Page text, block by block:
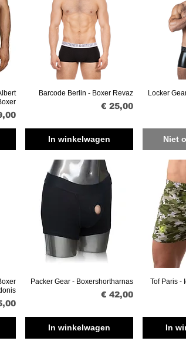
Snel overzicht
Barcode Berlin - Boxer Revaz
Prijs
€ 25,00
In winkelwagen
Locker
Niet
Snel overzicht
Packer Gear - Boxershortharnas
Prijs
€ 42,00
In winkelwagen
Tof Paris -
In